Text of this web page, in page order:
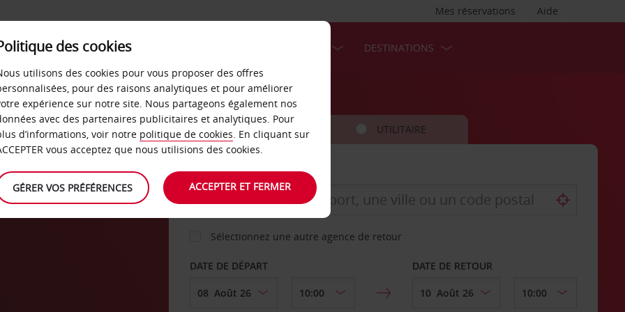
Aide
Mes réservations
LIBRE-SERVICE DESTINATIONS
VOITURE UTILITAIRE
AGENCE DE DÉPART
Sélectionnez une autre agence de retour
DATE DE DÉPART DATE DE RETOUR
des cookies
utilisons des cookies pour vous proposer des offres
pour des raisons analytiques et pour améliorer
expérience sur notre site. Nous partageons également nos
avec des partenaires publicitaires et analytiques. Pour
d’informations, voir notre politique de cookies. En cliquant sur
vous acceptez que nous utilisions des cookies.
GÉRER VOS PRÉFÉRENCES ACCEPTER ET FERMER